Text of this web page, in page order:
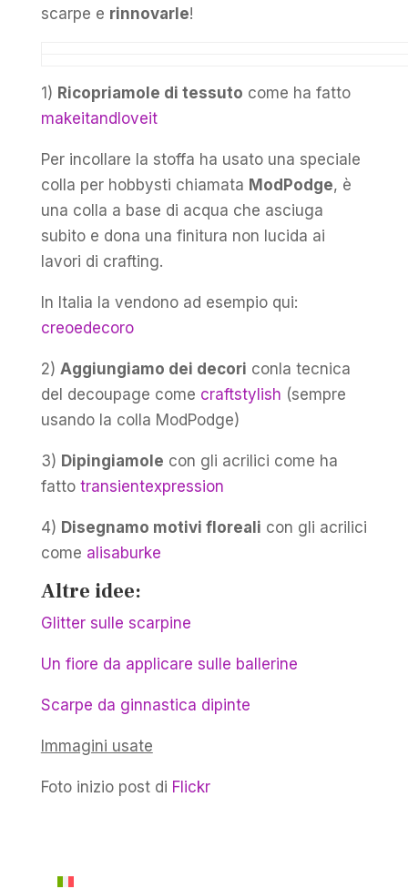
scarpe e rinnovarle!
1) Ricopriamole di tessuto come ha fatto
makeitandloveit
Per incollare la stoffa ha usato una speciale
colla per hobbysti chiamata ModPodge, è
una colla a base di acqua che asciuga
subito e dona una finitura non lucida ai
lavori di crafting.
In Italia la vendono ad esempio qui:
creoedecoro
2) Aggiungiamo dei decori conla tecnica
del decoupage come craftstylish (sempre
usando la colla ModPodge)
3) Dipingiamole con gli acrilici come ha
fatto transientexpression
4) Disegnamo motivi floreali con gli acrilici
come alisaburke
Altre idee:
Glitter sulle scarpine
Un fiore da applicare sulle ballerine
Scarpe da ginnastica dipinte
Immagini usate
Foto inizio post di Flickr